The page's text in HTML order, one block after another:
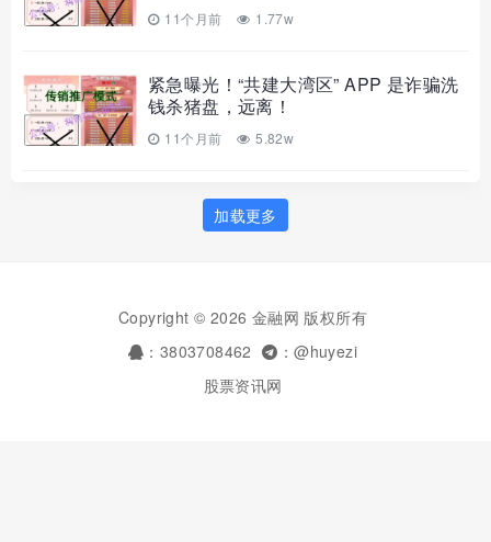
11个月前 1.77w
紧急曝光！“共建大湾区” APP 是诈骗洗
钱杀猪盘，远离！
11个月前 5.82w
加载更多
Copyright © 2026 金融网 版权所有
：3803708462
：@huyezi
股票资讯网